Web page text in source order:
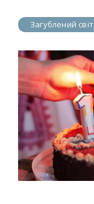
Загублений світ